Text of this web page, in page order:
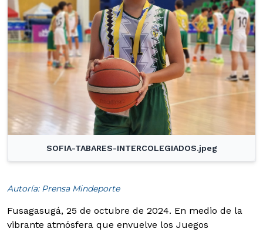
SOFIA-TABARES-INTERCOLEGIADOS.jpeg
Autoría: Prensa Mindeporte
Fusagasugá, 25 de octubre de 2024. En medio de la
vibrante atmósfera que envuelve los Juegos